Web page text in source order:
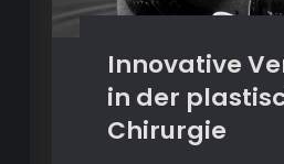
Innovative
in der
Chirurgie